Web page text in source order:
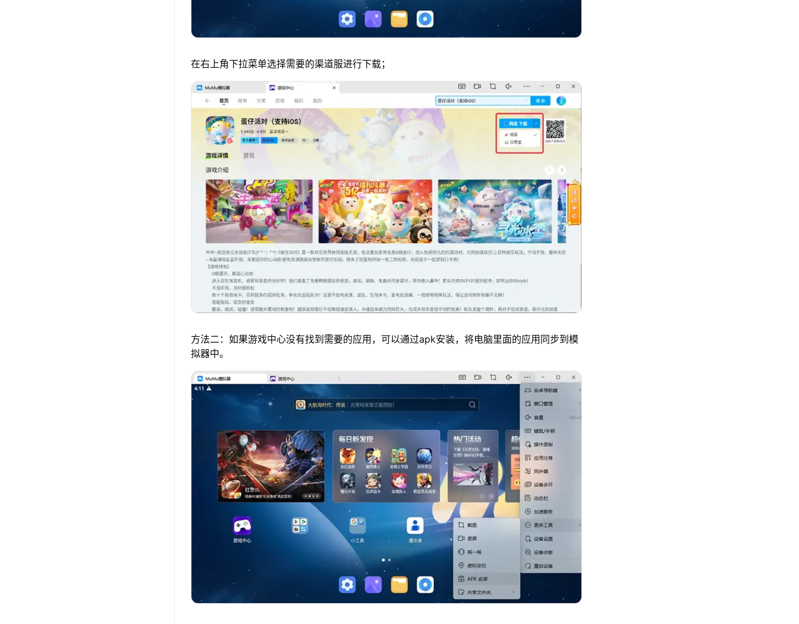
在右上角下拉菜单选择需要的渠道服进行下载；
方法二：如果游戏中心没有找到需要的应用，可以通过apk安装，将电脑里面的应用同步到模
拟器中。